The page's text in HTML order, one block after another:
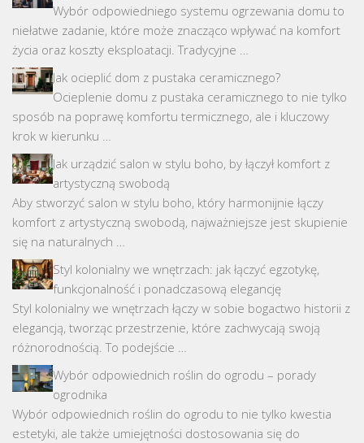
Wybór odpowiedniego systemu ogrzewania domu to
niełatwe zadanie, które może znacząco wpływać na komfort
życia oraz koszty eksploatacji. Tradycyjne …
Jak ocieplić dom z pustaka ceramicznego?
Ocieplenie domu z pustaka ceramicznego to nie tylko
sposób na poprawę komfortu termicznego, ale i kluczowy
krok w kierunku …
Jak urządzić salon w stylu boho, by łączył komfort z
artystyczną swobodą
Aby stworzyć salon w stylu boho, który harmonijnie łączy
komfort z artystyczną swobodą, najważniejsze jest skupienie
się na naturalnych …
Styl kolonialny we wnętrzach: jak łączyć egzotykę,
funkcjonalność i ponadczasową elegancję
Styl kolonialny we wnętrzach łączy w sobie bogactwo historii z
elegancją, tworząc przestrzenie, które zachwycają swoją
różnorodnością. To podejście …
Wybór odpowiednich roślin do ogrodu – porady
ogrodnika
Wybór odpowiednich roślin do ogrodu to nie tylko kwestia
estetyki, ale także umiejętności dostosowania się do